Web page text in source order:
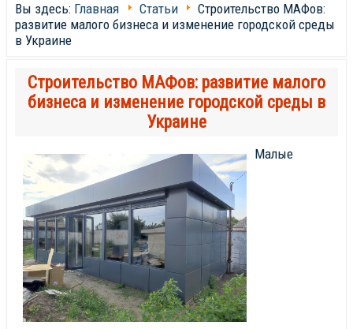
Вы здесь: Главная Статьи
Строительство МАФов:
развитие малого бизнеса и изменение городской среды
в Украине
Строительство МАФов: развитие малого
бизнеса и изменение городской среды в
Украине
Малые